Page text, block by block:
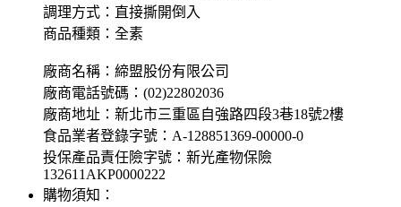
調理方式：直接撕開倒入
商品種類：全素
廠商名稱：締盟股份有限公司
廠商電話號碼：(02)22802036
廠商地址：新北市三重區自強路四段3巷18號2樓
食品業者登錄字號：A-128851369-00000-0
投保產品責任險字號：新光產物保險
132611AKP0000222
購物須知：